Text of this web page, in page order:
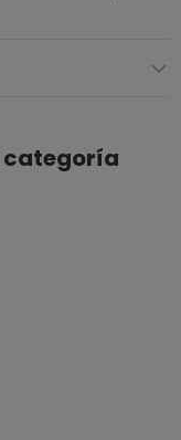
categoría